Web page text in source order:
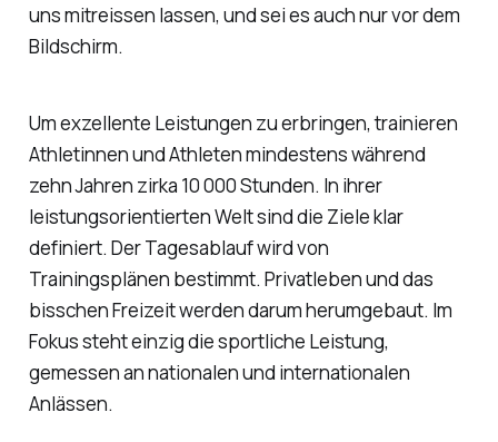
uns mitreissen lassen, und sei es auch nur vor dem
Bildschirm.
Um exzellente Leistungen zu erbringen, trainieren
Athletinnen und Athleten mindestens während
zehn Jahren zirka 10 000 Stunden. In ihrer
leistungsorientierten Welt sind die Ziele klar
definiert. Der Tagesablauf wird von
Trainingsplänen bestimmt. Privatleben und das
bisschen Freizeit werden darum herumgebaut. Im
Fokus steht einzig die sportliche Leistung,
gemessen an nationalen und internationalen
Anlässen.